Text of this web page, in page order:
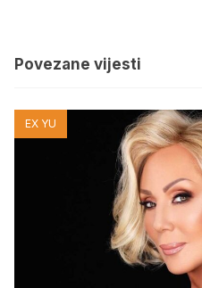
Povezane vijesti
EX YU